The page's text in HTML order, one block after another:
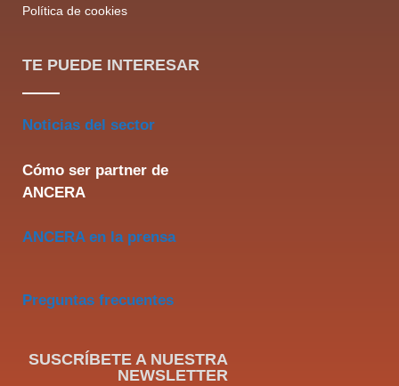
Política de cookies
TE PUEDE INTERESAR
Noticias del sector
Cómo ser partner de
ANCERA
ANCERA en la prensa
Preguntas frecuentes
SUSCRÍBETE A NUESTRA
NEWSLETTER